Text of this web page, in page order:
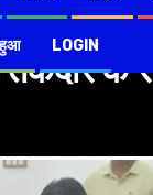
हुआ LOGIN
के